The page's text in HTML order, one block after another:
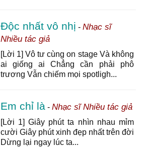
Độc nhất vô nhị - Nhạc sĩ
Nhiều tác giả
[Lời 1] Vô tư cùng on stage Và không
ai giống ai Chẳng cần phải phô
trương Vẫn chiếm mọi spotligh...
Em chỉ là- Nhạc sĩ Nhiều tác giả
[Lời 1] Giây phút ta nhìn nhau mỉm
cười Giây phút xinh đẹp nhất trên đời
Dừng lại ngay lúc ta...